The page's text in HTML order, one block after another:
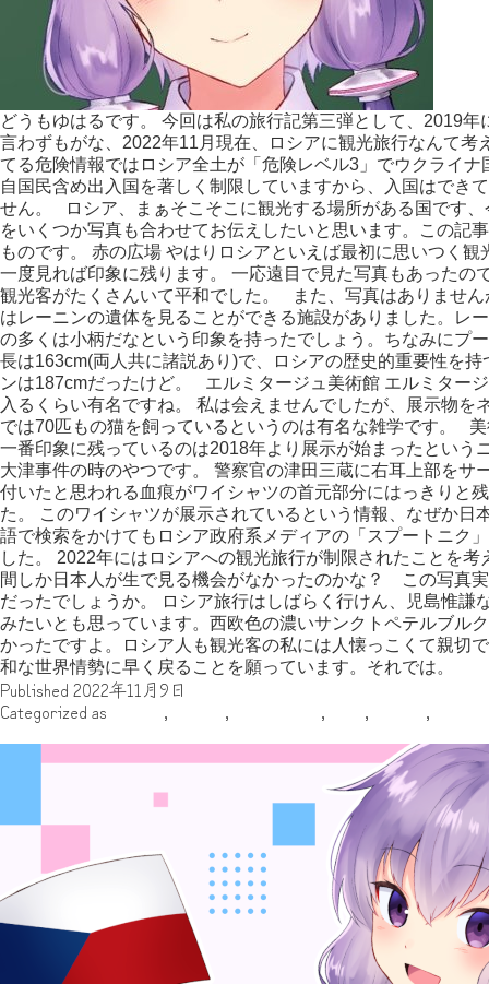
どうもゆはるです。 今回は私の旅行記第三弾として、2019
言わずもがな、2022年11月現在、ロシアに観光旅行なんて考
てる危険情報ではロシア全土が「危険レベル3」でウクライ
自国民含め出入国を著しく制限していますから、入国はでき
せん。 ロシア、まぁそこそこに観光する場所がある国です
をいくつか写真も合わせてお伝えしたいと思います。この記
ものです。 赤の広場 やはりロシアといえば最初に思いつく
一度見れば印象に残ります。 一応遠目で見た写真もあったの
観光客がたくさんいて平和でした。 また、写真はありませ
はレーニンの遺体を見ることができる施設がありました。レ
の多くは小柄だなという印象を持ったでしょう。ちなみにプ
長は163cm(両人共に諸説あり)で、ロシアの歴史的重要性を
ンは187cmだったけど。 エルミタージュ美術館 エルミター
入るくらい有名ですね。 私は会えませんでしたが、展示物を
では70匹もの猫を飼っているというのは有名な雑学です。
一番印象に残っているのは2018年より展示が始まったという
大津事件の時のやつです。 警察官の津田三蔵に右耳上部をサ
付いたと思われる血痕がワイシャツの首元部分にはっきりと
た。 このワイシャツが展示されているという情報、なぜか日
語で検索をかけてもロシア政府系メディアの「スプートニク
した。 2022年にはロシアへの観光旅行が制限されたことを
間しか日本人が生で見る機会がなかったのかな？ この写真
だったでしょうか。 ロシア旅行はしばらく行けん、児島惟謙
みたいとも思っています。西欧色の濃いサンクトペテルブル
かったですよ。ロシア人も観光客の私には人懐っこくて親切
和な世界情勢に早く戻ることを願っています。それでは。
Published 2022年11月9日
Categorized as
, , , , ,